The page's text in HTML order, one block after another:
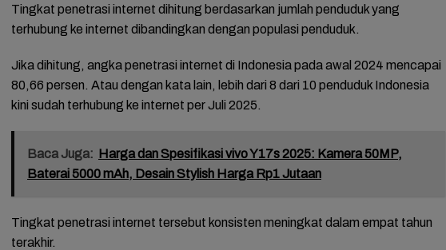
Tingkat penetrasi internet dihitung berdasarkan jumlah penduduk yang
terhubung ke internet dibandingkan dengan populasi penduduk.
Jika dihitung, angka penetrasi internet di Indonesia pada awal 2024 mencapai
80,66 persen. Atau dengan kata lain, lebih dari 8 dari 10 penduduk Indonesia
kini sudah terhubung ke internet per Juli 2025.
Baca Juga: Harga dan Spesifikasi vivo Y17s 2025: Kamera 50MP,
Baterai 5000 mAh, Desain Stylish Harga Rp1 Jutaan
Tingkat penetrasi internet tersebut konsisten meningkat dalam empat tahun
terakhir.